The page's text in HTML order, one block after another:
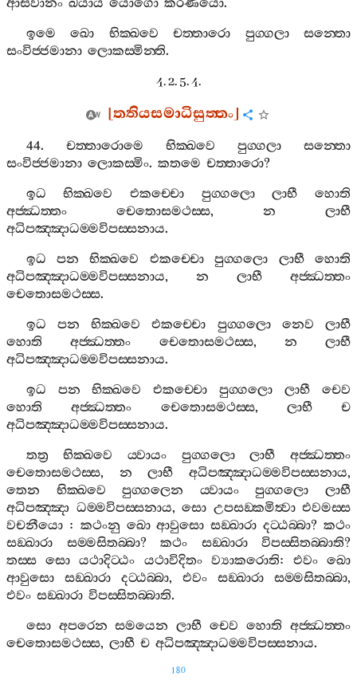
ආසවානං ඛයාය යොගො කරණීයො.
ඉමෙ
ඛො භික‍්ඛවෙ චත‍්තාරො පුග‍්ගලා
සන‍්තො
සංවිජ‍්ජමානා ලොකස‍්මින‍්ති.
4. 2. 5. 4.
[තතියසමාධිසුත‍්තං]
44. චත‍්තාරොමෙ භික‍්ඛවෙ පුග‍්ගලා
සන‍්තො
සංවිජ‍්ජමානා ලොකස‍්මිං. කතමෙ චත‍්තාරො?
ඉධ
භික‍්ඛවෙ එකච‍්චො පුග‍්ගලො ලාභී
හොති
අජ‍්ඣත‍්තං
චෙතොසමථස‍්ස, න
ලාභී
අධිපඤ‍්ඤාධම‍්මවිපස‍්සනාය.
ඉධ
පන භික‍්ඛවෙ එකච‍්චො පුග‍්ගලො ලාභී
හොති
අධිපඤ‍්ඤාධම‍්මවිපස‍්සනාය, න ලාභී
අජ‍්ඣත‍්තං
චෙතොසමථස‍්ස.
ඉධ
පන භික‍්ඛවෙ එකච‍්චො පුග‍්ගලො නෙව
ලාභී
හොති
අජ‍්ඣත‍්තං චෙතොසමථස‍්ස, න
ලාභී
අධිපඤ‍්ඤාධම‍්මවිපස‍්සනාය.
ඉධ
පන භික‍්ඛවෙ එකච‍්චො පුග‍්ගලො ලාභී
චෙව
හොති
අජ‍්ඣත‍්තං චෙතොසමථස‍්ස, ලාභී
ච
අධිපඤ‍්ඤාධම‍්මවිපස‍්සනාය.
තත්‍ර
භික‍්ඛවෙ ය‍්වායං පුග‍්ගලො ලාභී
අජ‍්ඣත‍්තං
චෙතොසමථස‍්ස, න ලාභී අධිපඤ‍්ඤාධම‍්මවිපස‍්සනාය,
තෙන
භික‍්ඛවෙ පුග‍්ගලෙන ය‍්වායං පුග‍්ගලො
ලාභී
අධිපඤ‍්ඤා ධම‍්මවිපස‍්සනාය, සො උපසඞ‍්කමිත්‍වා එවමස‍්ස
වචනීයො : කථංනු ඛො ආවුසො සඞ‍්ඛාරා දට‍්ඨබ‍්බා?කථං
සඞ‍්ඛාරා
සම‍්මසිතබ‍්බා? කථං සඞ‍්ඛාරා විපස‍්සිතබ‍්බාති?
තස‍්ස සො යථාදිට‍්ඨං යථාවිදිතං ව්‍යාකරොති: එවං ඛො
ආවුසො
සඞ‍්ඛාරා දට‍්ඨබ‍්බා, එවං සඞ‍්ඛාරා සම‍්මසිතබ‍්බා,
එවං සඞ‍්ඛාරා විපස‍්සිතබ‍්බාති.
සො අපරෙන සමයෙන ලාභී චෙව හොති අජ‍්ඣත‍්තං
චෙතොසමථස‍්ස, ලාභී ච අධිපඤ‍්ඤාධම‍්මවිපස‍්සනාය.
180